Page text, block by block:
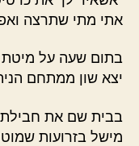
אתי מתי שתרצה
בתום שעה על
יצא שון ממתחם
בבית שם את
מישל בזרועות